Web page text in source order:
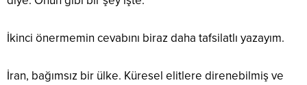
İkinci önermemin cevabını biraz daha tafsilatlı yazayım.
İran, bağımsız bir ülke. Küresel elitlere direnebilmiş ve